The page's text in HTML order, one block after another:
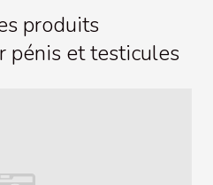
produits
pénis et testicules